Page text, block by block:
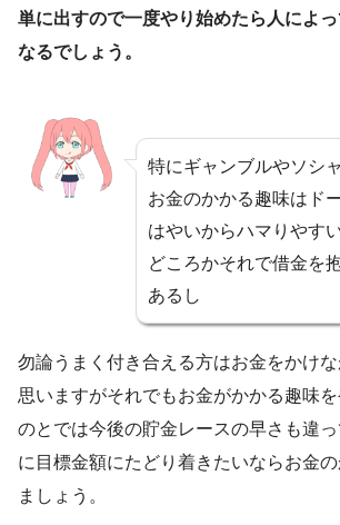
単に出すので一度やり始めたら人によ
なるでしょう。
特にギャンブルやソシ
お金のかかる趣味はド
はやいからハマりやす
どころかそれで借金を
あるし
勿論うまく付き合える方はお金をかけ
思いますがそれでもお金がかかる趣味
のとでは今後の貯金レースの早さも違
に目標金額にたどり着きたいならお金
ましょう。